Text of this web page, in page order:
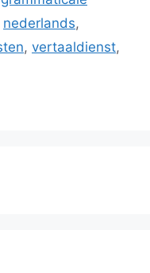
nederlands,
, vertaaldienst,